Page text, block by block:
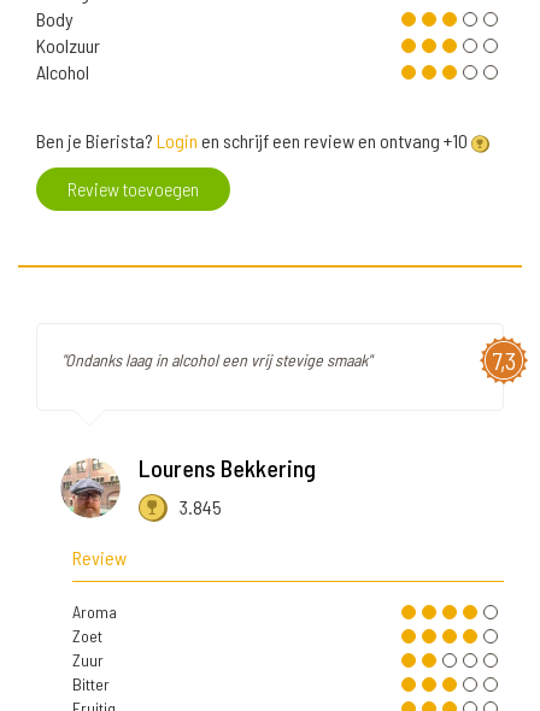
Body
Koolzuur
Alcohol
Ben je Bierista? Login en schrijf een review en ontvang +10
Review toevoegen
7,3
"Ondanks laag in alcohol een vrij stevige smaak"
Lourens Bekkering
3.845
Review
Aroma
Zoet
Zuur
Bitter